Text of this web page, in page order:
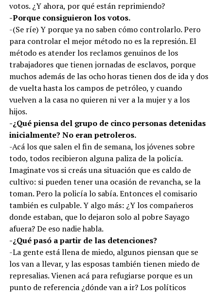
votos. ¿Y ahora, por qué están reprimiendo?
-Porque consiguieron los votos.
-(Se ríe) Y porque ya no saben cómo controlarlo. Pero
para controlar el mejor método no es la represión. El
método es atender los reclamos genuinos de los
trabajadores que tienen jornadas de esclavos, porque
muchos además de las ocho horas tienen dos de ida y dos
de vuelta hasta los campos de petróleo, y cuando
vuelven a la casa no quieren ni ver a la mujer y a los
hijos.
-¿Qué piensa del grupo de cinco personas detenidas
inicialmente? No eran petroleros.
-Acá los que salen el fin de semana, los jóvenes sobre
todo, todos recibieron alguna paliza de la policía.
Imaginate vos si creás una situación que es caldo de
cultivo: si pueden tener una ocasión de revancha, se la
toman. Pero la policía lo sabía. Entonces el comisario
también es culpable. Y algo más: ¿Y los compañeros
donde estaban, que lo dejaron solo al pobre Sayago
afuera? De eso nadie habla.
-¿Qué pasó a partir de las detenciones?
-La gente está llena de miedo, algunos piensan que se
los van a llevar, y las esposas también tienen miedo de
represalias. Vienen acá para refugiarse porque es un
punto de referencia ¿dónde van a ir? Los políticos